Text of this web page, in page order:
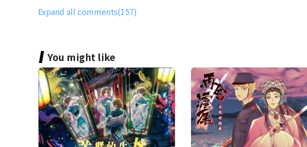
世界的冒險者
2023-08-19 17:41:20 ★★★★★
很有趣可愛的故事，
每一位NPC都很棒，辛苦了！
雨蒨 林
Expand all comments(157)
You might like